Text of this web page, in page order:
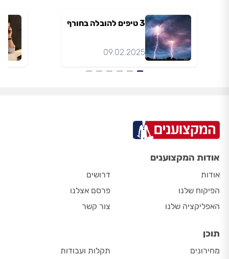
3 טיפים להובלה בחורף
09.02.2025
אודות המקצוענים
אודות
הפיקוח שלנו
האפליקציה שלנו
דרושים
פרסם אצלנו
צור קשר
תוכן
מחירונים
תקלות ועבודות